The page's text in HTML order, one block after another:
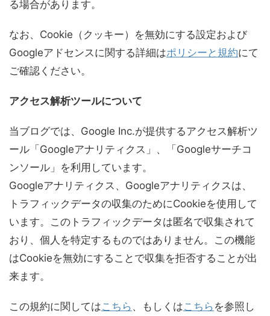
る場合があります。
なお、Cookie（クッキー）を無効にする設定および
Googleアドセンスに関する詳細はポリシーと規約にて
ご確認ください。
アクセス解析ツールについて
当ブログでは、Google Inc.が提供するアクセス解析ツ
ール「Googleアナリティクス」、「Googleサーチコ
ンソール」を利用しています。
Googleアナリティクス、Googleアナリティクスは、
トラフィックデータの収集のためにCookieを使用して
います。このトラフィックデータは匿名で収集されて
おり、個人を特定するものではありません。この機能
はCookieを無効にすることで収集を拒否することが出
来ます。
この規約に関してはこちら 、もしくはこちら を参照し